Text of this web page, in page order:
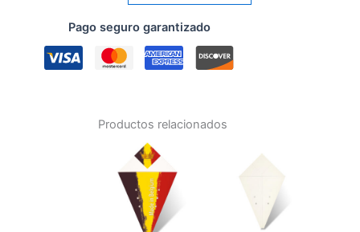
cantidad
Pago seguro garantizado
Productos relacionados